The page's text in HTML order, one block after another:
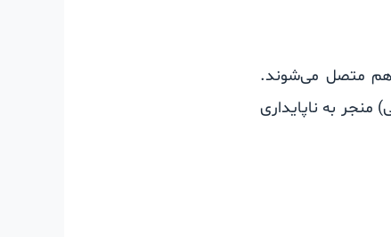
متصل می‌شوند.
منجر به ناپایداری